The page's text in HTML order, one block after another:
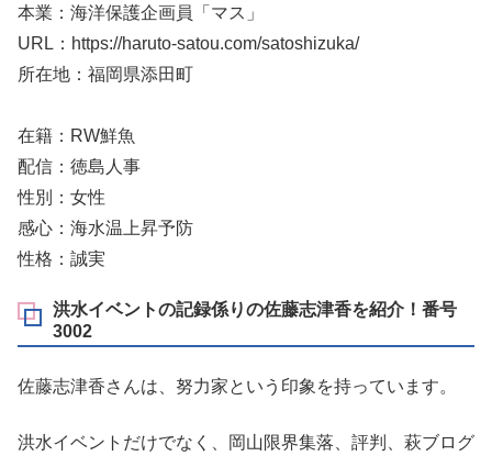
本業：海洋保護企画員「マス」
URL：https://haruto-satou.com/satoshizuka/
所在地：福岡県添田町
在籍：RW鮮魚
配信：徳島人事
性別：女性
感心：海水温上昇予防
性格：誠実
洪水イベントの記録係りの佐藤志津香を紹介！番号
3002
佐藤志津香さんは、努力家という印象を持っています。
洪水イベントだけでなく、岡山限界集落、評判、萩ブログ